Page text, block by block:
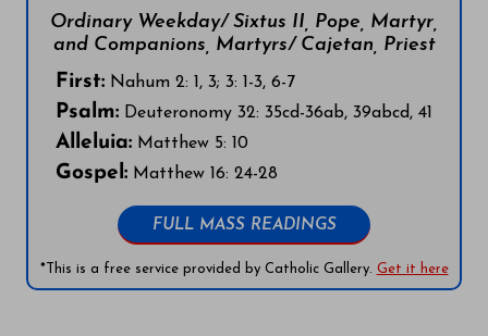
Ordinary Weekday/ Sixtus II, Pope, Martyr,
and Companions, Martyrs/ Cajetan, Priest
First: Nahum 2: 1, 3; 3: 1-3, 6-7
Psalm: Deuteronomy 32: 35cd-36ab, 39abcd, 41
Alleluia: Matthew 5: 10
Gospel: Matthew 16: 24-28
FULL MASS READINGS
*This is a free service provided by Catholic Gallery. Get it here